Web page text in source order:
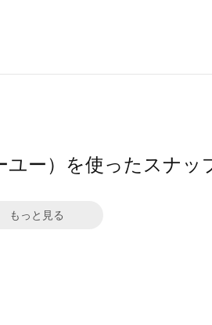
ユー）を使ったスナッ
もっと見る